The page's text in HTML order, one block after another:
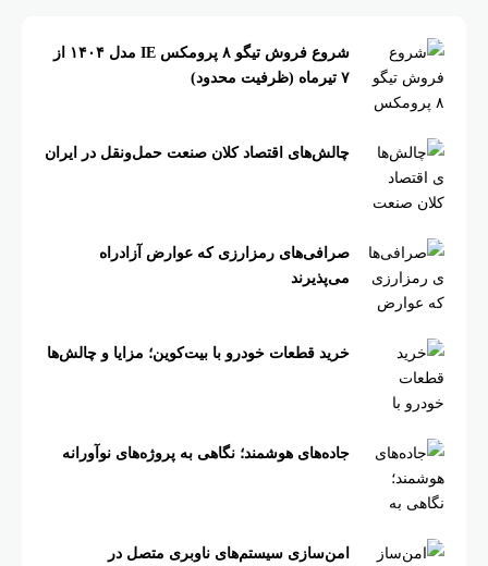
شروع فروش تیگو ۸ پرومکس IE مدل ۱۴۰۴ از
۷ تیرماه (ظرفیت محدود)
چالش‌های اقتصاد کلان صنعت حمل‌ونقل در ایران
صرافی‌های رمزارزی که عوارض آزادراه
می‌پذیرند
خرید قطعات خودرو با بیت‌کوین؛ مزایا و چالش‌ها
جاده‌های هوشمند؛ نگاهی به پروژه‌های نوآورانه
امن‌سازی سیستم‌های ناوبری متصل در